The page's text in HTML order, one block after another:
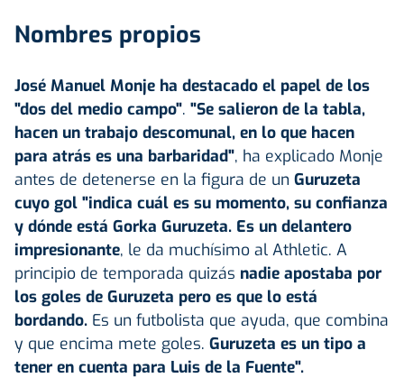
Nombres propios
José Manuel Monje ha destacado el papel de los
"dos del medio campo". "Se salieron de la tabla,
hacen un trabajo descomunal, en lo que hacen
para atrás es una barbaridad", ha explicado Monje
antes de detenerse en la figura de un Guruzeta
cuyo gol "indica cuál es su momento, su confianza
y dónde está Gorka Guruzeta. Es un delantero
impresionante, le da muchísimo al Athletic. A
principio de temporada quizás nadie apostaba por
los goles de Guruzeta pero es que lo está
bordando. Es un futbolista que ayuda, que combina
y que encima mete goles. Guruzeta es un tipo a
tener en cuenta para Luis de la Fuente".